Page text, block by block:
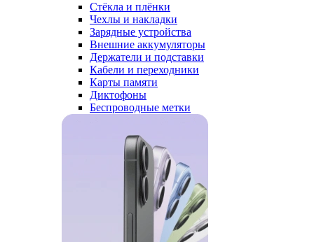
Стёкла и плёнки
Чехлы и накладки
Зарядные устройства
Внешние аккумуляторы
Держатели и подставки
Кабели и переходники
Карты памяти
Диктофоны
Беспроводные метки